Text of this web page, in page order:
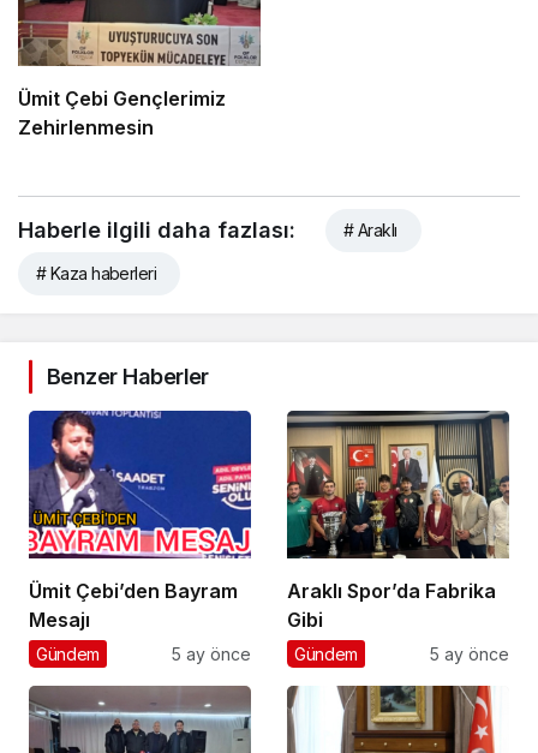
Ümit Çebi Gençlerimiz
Zehirlenmesin
Haberle ilgili daha fazlası: # Araklı
# Kaza haberleri
Benzer Haberler
Ümit Çebi’den Bayram
Mesajı
Gündem 5 ay önce
Araklı Spor’da Fabrika
Gibi
Gündem 5 ay önce